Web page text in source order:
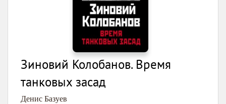
Зиновий Колобанов. Время
танковых засад
Денис Базуев